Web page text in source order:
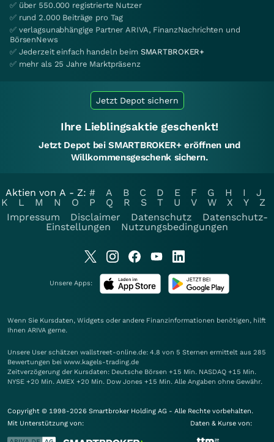
✅ über 550.000 registrierte Nutzer
✅ rund 2.000 Beiträge pro Tag
✅ verlagsunabhängige Partner ARIVA, FinanzNachrichten und
BörsenNews
✅ Jederzeit einfach handeln beim SMARTBROKER+
✅ mehr als 25 Jahre Marktpräsenz
Jetzt Depot sichern
Ihre Lieblingsaktie geschenkt!
Jetzt Depot bei SMARTBROKER+ eröffnen und
Willkommensgeschenk sichern.
Aktien von A - Z: # A B C D E F G H I
J
K
L M N O P Q R S T U V W X Y
Z
Impressum
Disclaimer Datenschutz
Datenschutz-
Einstellungen
Nutzungsbedingungen
Unsere Apps:
Wenn Sie Kursdaten, Widgets oder andere Finanzinformationen benötigen, hilft
Ihnen ARIVA gerne.
Unsere User schätzen wallstreet-online.de: 4.8 von 5 Sternen ermittelt aus 285
Bewertungen bei www.kagels-trading.de
Zeitverzögerung der Kursdaten: Deutsche Börsen +15 Min. NASDAQ +15 Min.
NYSE +20 Min. AMEX +20 Min. Dow Jones +15 Min. Alle Angaben ohne Gewähr.
Copyright © 1998-2026 Smartbroker Holding AG - Alle Rechte vorbehalten.
Mit Unterstützung von:
Daten & Kurse von: